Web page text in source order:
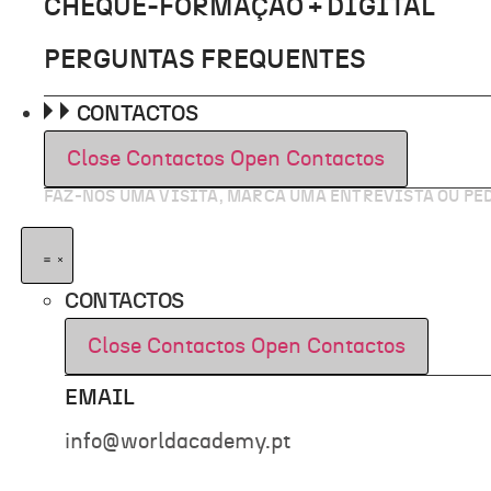
CHEQUE-FORMAÇÃO + DIGITAL
PERGUNTAS FREQUENTES
CONTACTOS
Close Contactos Open Contactos
FAZ-NOS UMA VISITA, MARCA UMA ENTREVISTA OU
CONTACTOS
Close Contactos Open Contactos
EMAIL
info@worldacademy.pt